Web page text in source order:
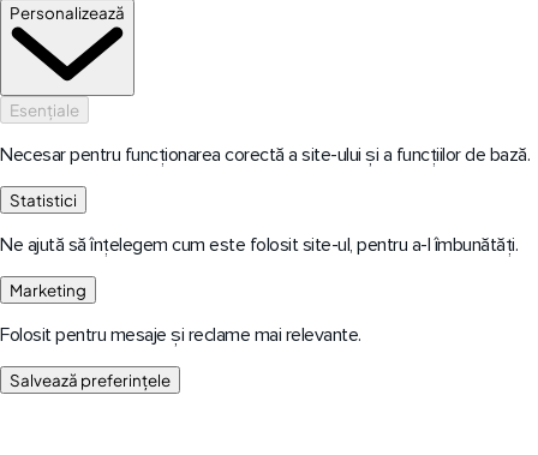
Personalizează
Esențiale
Necesar pentru funcționarea corectă a site-ului și a funcțiilor de bază.
Statistici
Ne ajută să înțelegem cum este folosit site-ul, pentru a-l îmbunătăți.
Marketing
Folosit pentru mesaje și reclame mai relevante.
Salvează preferințele